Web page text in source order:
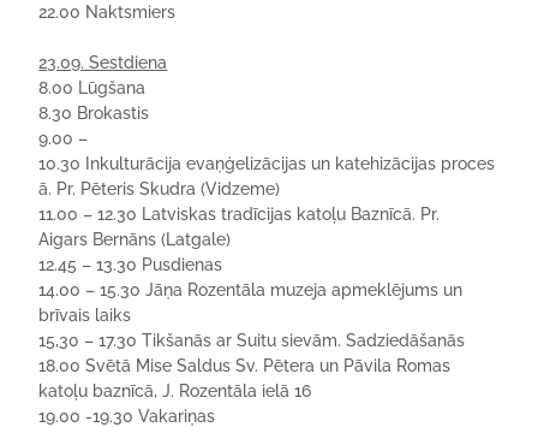
22.00 Naktsmiers
23.09. Sestdiena
8.00 Lūgšana
8.30 Brokastis
9.00 –
10.30
Inkulturācija evaņģelizācijas un katehizācijas proces
ā. Pr. Pēteris Skudra (Vidzeme)
11.00 – 12.30 Latviskas tradīcijas katoļu Baznīcā. Pr.
Aigars Bernāns (Latgale)
12.45 – 13.30 Pusdienas
14.00 – 15.30 Jāņa Rozentāla muzeja apmeklējums un
brīvais laiks
15,30 – 17.30 Tikšanās ar Suitu sievām. Sadziedāšanās
18.00 Svētā Mise Saldus Sv. Pētera un Pāvila Romas
katoļu baznīcā, J. Rozentāla ielā 16
19.00 -19.30 Vakariņas